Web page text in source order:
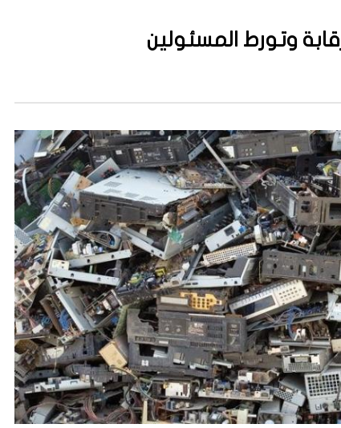
وتورط المسئولين